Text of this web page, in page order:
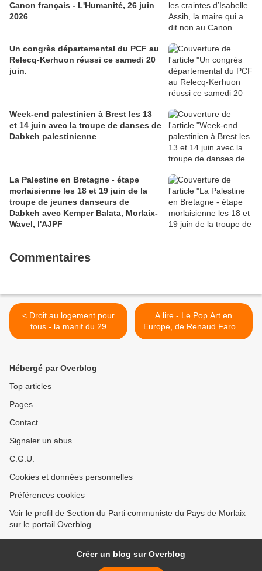
Canon français - L'Humanité, 26 juin
2026
Un congrès départemental du PCF au
Relecq-Kerhuon réussi ce samedi 20
juin.
Week-end palestinien à Brest les 13
et 14 juin avec la troupe de danses de
Dabkeh palestinienne
La Palestine en Bretagne - étape
morlaisienne les 18 et 19 juin de la
troupe de jeunes danseurs de
Dabkeh avec Kemper Balata, Morlaix-
Wavel, l'AJPF
Commentaires
< Droit au logement pour
tous - la manif du 29
octobre 2022 (14h) à
A lire - Le Pop Art en
Europe, de Renaud Faroux
>
Hébergé par Overblog
Top articles
Pages
Contact
Signaler un abus
C.G.U.
Cookies et données personnelles
Préférences cookies
Voir le profil de Section du Parti communiste du Pays de Morlaix
sur le portail Overblog
Créer un blog sur Overblog